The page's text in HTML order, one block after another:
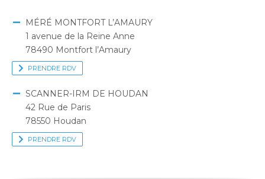
MÉRÉ MONTFORT L’AMAURY
1 avenue de la Reine Anne
78490 Montfort l’Amaury
PRENDRE RDV
SCANNER-IRM DE HOUDAN
42 Rue de Paris
78550 Houdan
PRENDRE RDV